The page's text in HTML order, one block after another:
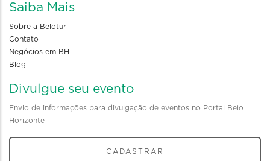
Saiba Mais
Sobre a Belotur
Contato
Negócios em BH
Blog
Divulgue seu evento
Envio de informações para divulgação de eventos no Portal Belo
Horizonte
CADASTRAR